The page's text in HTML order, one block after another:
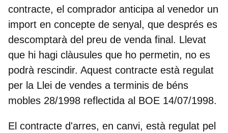
contracte, el comprador anticipa al venedor un
import en concepte de senyal, que després es
descomptarà del preu de venda final. Llevat
que hi hagi clàusules que ho permetin, no es
podrà rescindir. Aquest contracte està regulat
per la Llei de vendes a terminis de béns
mobles 28/1998 reflectida al BOE 14/07/1998.
El contracte d'arres, en canvi, està regulat pel